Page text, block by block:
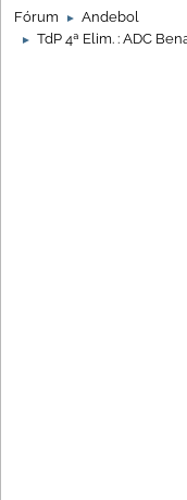
Fórum ► Andebol
► TdP 4ª Elim. : ADC